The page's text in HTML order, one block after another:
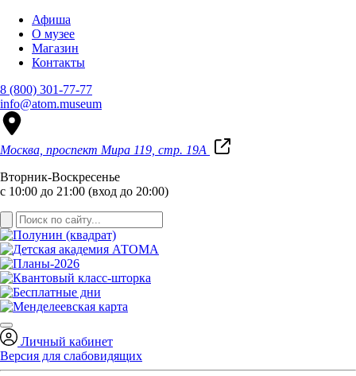
Афиша
О музее
Магазин
Контакты
8 (800) 301-77-77
info@atom.museum
Москва, проспект Мира 119, стр. 19А
Вторник-Воскресенье
с 10:00 до 21:00 (вход до 20:00)
Личный кабинет
Версия для слабовидящих